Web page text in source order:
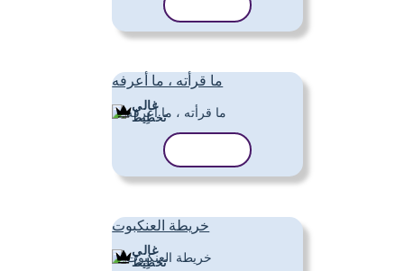
ما قرأته ، ما أعرفه
غالي
تَخطِيط
خريطة العنكبوت
غالي
تَخطِيط